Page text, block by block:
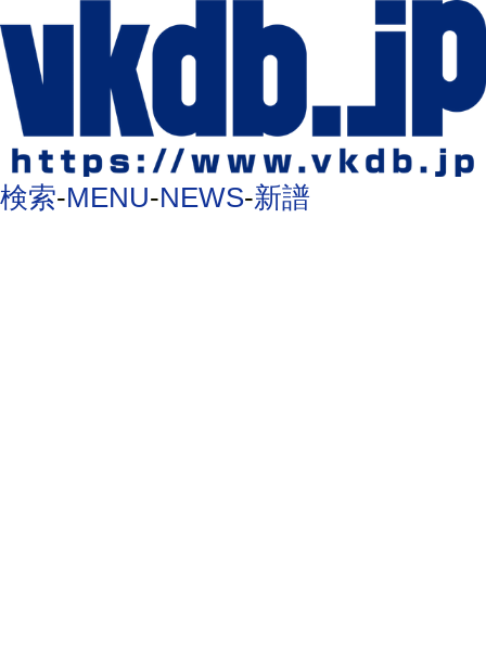
検索-MENU-NEWS-新譜